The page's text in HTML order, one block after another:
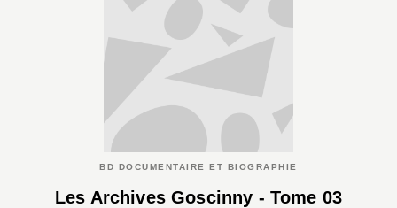
BD DOCUMENTAIRE ET BIOGRAPHIE
Les Archives Goscinny - Tome 03